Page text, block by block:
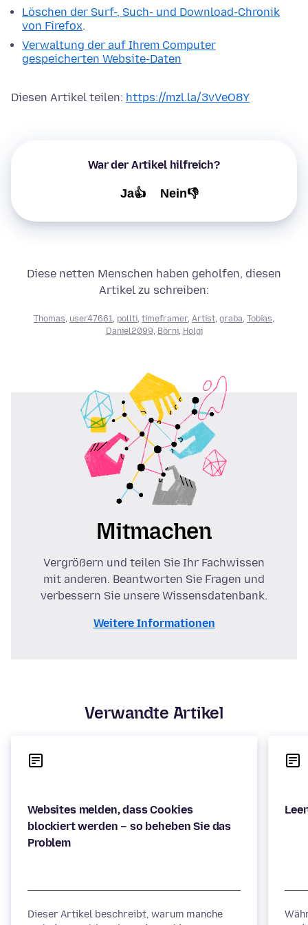
Löschen der Surf-, Such- und Download-Chronik
von Firefox.
Verwaltung der auf Ihrem Computer
gespeicherten Website-Daten
Diesen Artikel teilen: https://mzl.la/3vVeO8Y
War der Artikel hilfreich?
Ja👍 Nein👎
Diese netten Menschen haben geholfen, diesen
Artikel zu schreiben:
Thomas user47661 pollti timeframer, Artist graba Tobias
Daniel2099 Börni, Holgi
Mitmachen
Vergrößern und teilen Sie Ihr Fachwissen
mit anderen. Beantworten Sie Fragen und
verbessern Sie unsere Wissensdatenbank.
Weitere Informationen
Verwandte Artikel
Websites melden, dass Cookies
blockiert werden – so beheben Sie das
Problem
Dieser Artikel beschreibt, warum manche